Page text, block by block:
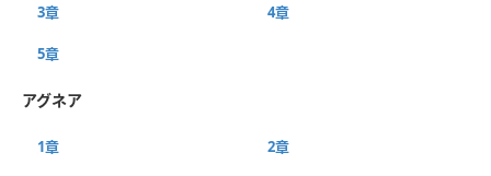
3章 4章
5章
アグネア
1章 2章